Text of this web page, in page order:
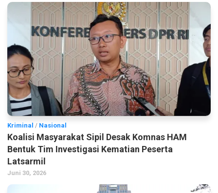
Kriminal / Nasional
Koalisi Masyarakat Sipil Desak Komnas HAM
Bentuk Tim Investigasi Kematian Peserta
Latsarmil
Juni 30, 2026